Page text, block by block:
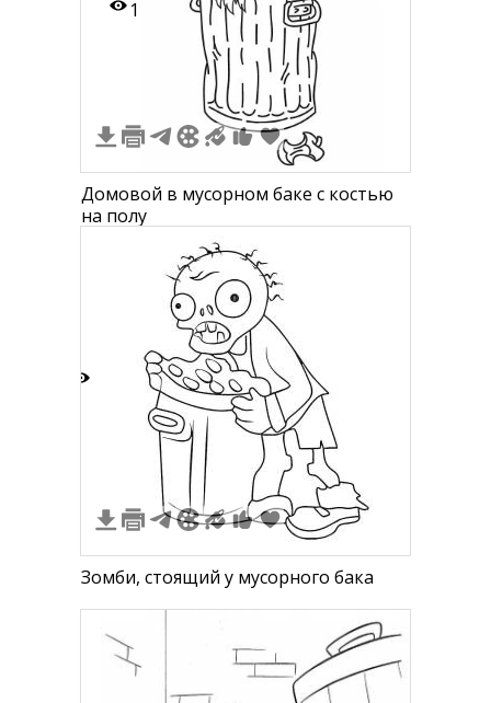
1
Домовой в мусорном баке с костью
на полу
Зомби, стоящий у мусорного бака